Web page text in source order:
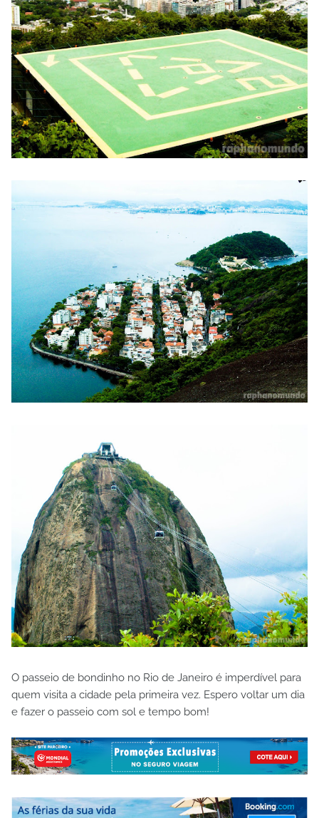
O passeio de bondinho no Rio de Janeiro é imperdível para
quem visita a cidade pela primeira vez. Espero voltar um dia
e fazer o passeio com sol e tempo bom!